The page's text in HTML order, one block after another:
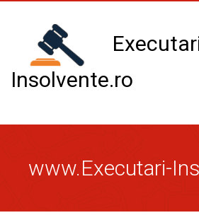
Insolvente.ro
www.Executari-